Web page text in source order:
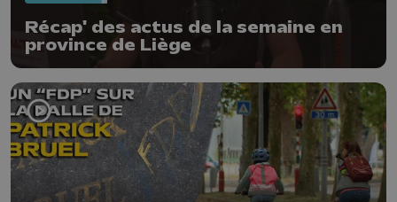
Récap' des actus de la semaine en
province de Liège